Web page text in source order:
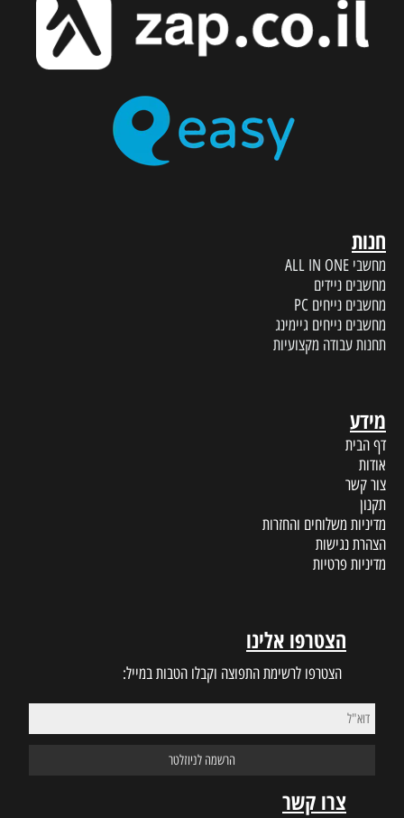
חנות
מחשבי ALL IN ONE
מחשבים ניידים
מחשבים נייחים PC
מחשבים נייחים גיימינג
תחנות עבודה מקצועיות
מידע
דף הבית
אודות
צור קשר
תקנון
מדיניות משלוחים והחזרות
הצהרת נגישות
מדיניות פרטיות
הצטרפו אלינו
הצטרפו לרשימת התפוצה וקבלו הטבות במייל:
צרו קשר